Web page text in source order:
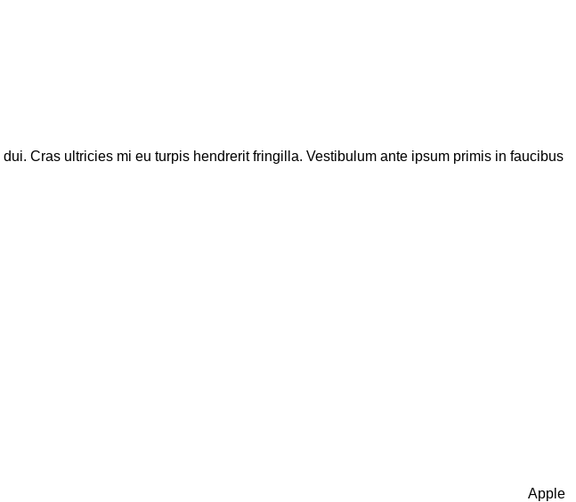
Cras ultricies mi eu turpis hendrerit fringilla. Vestibulum ante ipsum primis in faucibus
Apple